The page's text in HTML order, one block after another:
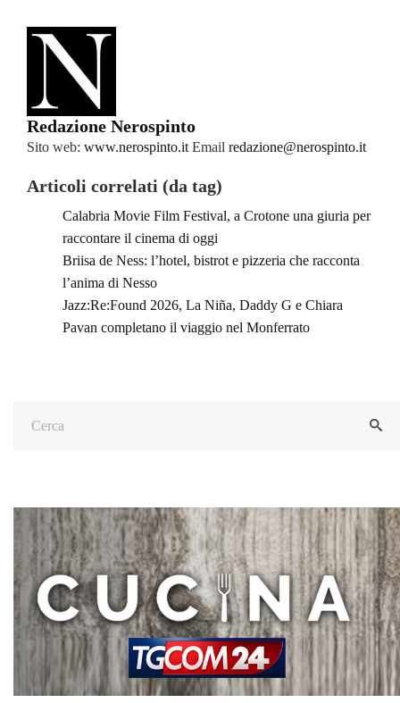
Redazione Nerospinto
Sito web: www.nerospinto.it Email redazione@nerospinto.it
Articoli correlati (da tag)
Calabria Movie Film Festival, a Crotone una giuria per
raccontare il cinema di oggi
Briisa de Ness: l’hotel, bistrot e pizzeria che racconta
l’anima di Nesso
Jazz:Re:Found 2026, La Niña, Daddy G e Chiara
Pavan completano il viaggio nel Monferrato